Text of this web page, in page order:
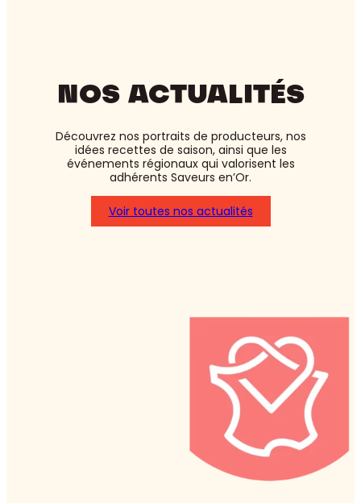
NOS ACTUALITÉS
Découvrez nos portraits de producteurs, nos
idées recettes de saison, ainsi que les
événements régionaux qui valorisent les
adhérents Saveurs en’Or.
Voir toutes nos actualités